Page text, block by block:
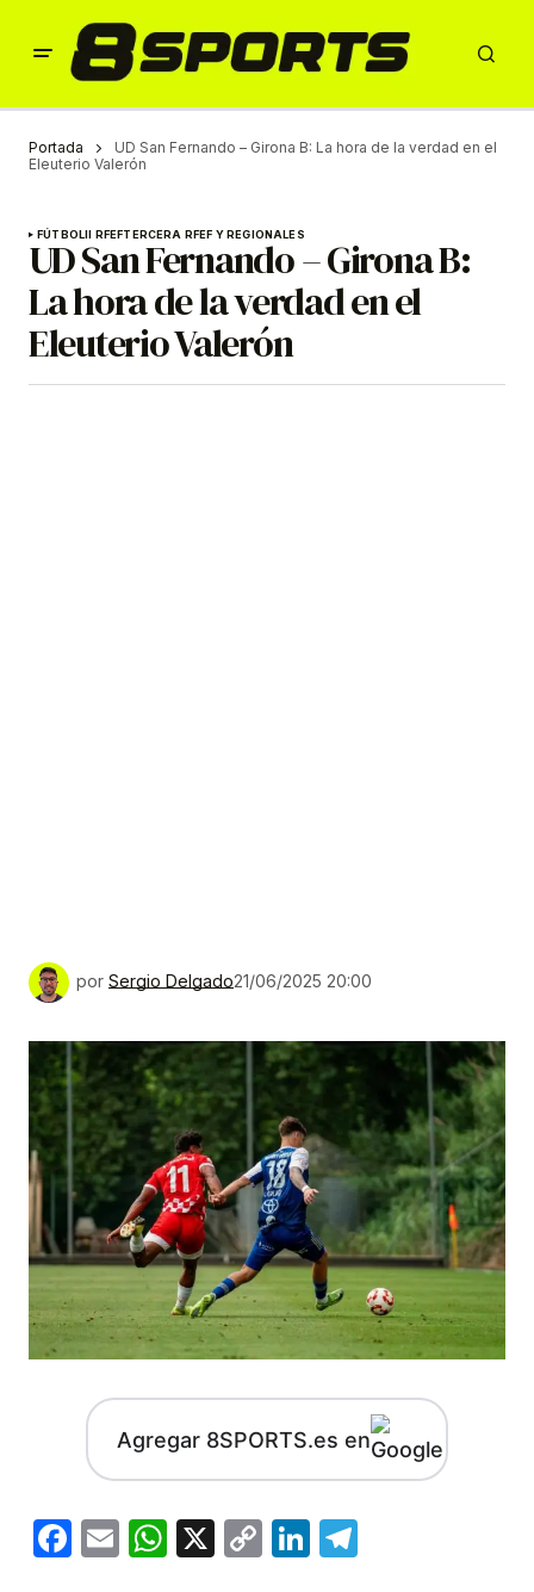
Portada
UD San Fernando – Girona B: La hora de la verdad en el
Eleuterio Valerón
FÚTBOLII RFEFTERCERA RFEF Y REGIONALES
UD San Fernando – Girona B:
La hora de la verdad en el
Eleuterio Valerón
por Sergio Delgado21/06/2025 20:00
Agregar 8SPORTS.es en
Facebook
EmailWhatsApp
X
CopyLinkedIn